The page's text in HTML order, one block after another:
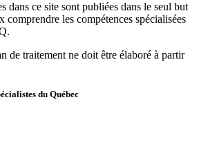
dans ce site sont publiées dans le seul but
comprendre les compétences spécialisées
de traitement ne doit être élaboré à partir
du Québec